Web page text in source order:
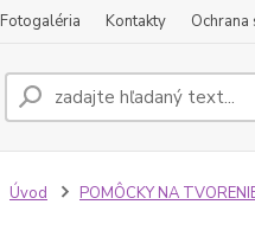
Fotogaléria Kontakty Ochrana
Úvod POMÔCKY NA